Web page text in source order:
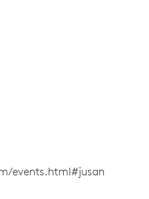
events.html#jusan